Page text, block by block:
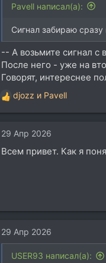
Pavell написал(а):
Сигнал забираю
-- А возьмите сигнал с
После него - уже на
Говорят, интереснее
Р
е
к
и
djozz и Pavell
29 Апр 2026
Всем привет. Как я
29 Апр 2026
USER93 написал(а):